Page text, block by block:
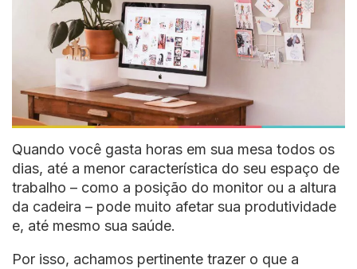
Quando você gasta horas em sua mesa todos os
dias, até a menor característica do seu espaço de
trabalho – como a posição do monitor ou a altura
da cadeira – pode muito afetar sua produtividade
e, até mesmo sua saúde.
Por isso, achamos pertinente trazer o que a